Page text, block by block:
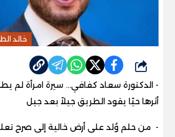
خالد
شارك
- الدكتورة سعاد كفافي… سيرة امرأة لم
أثرها حيًا يقود الطريق جيلاً بعد جيل
- من حلم وُلد على أرض خالية إلى صرح